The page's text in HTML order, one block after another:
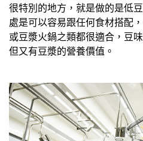
很特別的地方，就是做的是低
處是可以容易跟任何食材搭配
或豆漿火鍋之類都很適合，豆
但又有豆漿的營養價值。